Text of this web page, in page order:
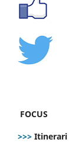
FOCUS
>>> Itinerari